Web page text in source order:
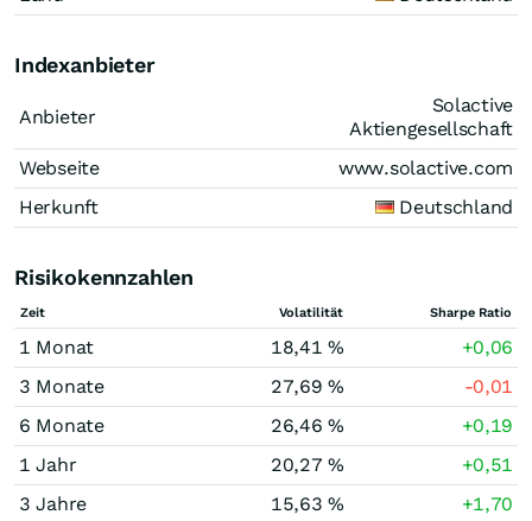
Indexanbieter
Anbieter
Solactive
Aktiengesellschaft
Webseite
www.solactive.com
Herkunft
Deutschland
Risikokennzahlen
Zeit Volatilität Sharpe Ratio
1 Monat 18,41 %
+0,06
3 Monate
27,69 %
-0,01
6 Monate
26,46 %
+0,19
1 Jahr
20,27 %
+0,51
3 Jahre
15,63 %
+1,70